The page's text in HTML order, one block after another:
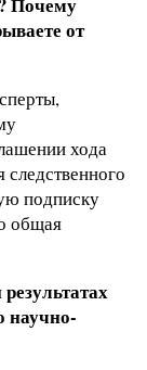
от
хода
следственного
подписку
общая
научно-